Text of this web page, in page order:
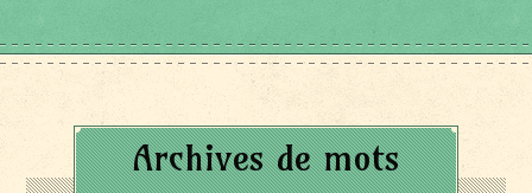
Archives de mots